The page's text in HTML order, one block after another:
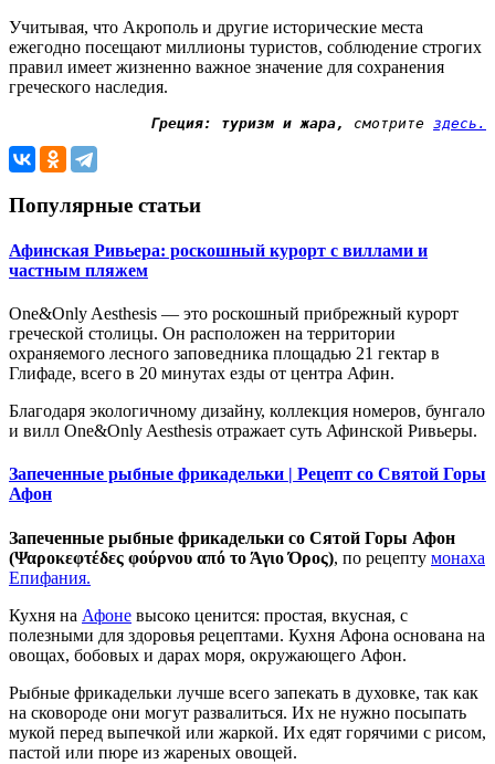
Учитывая, что Акрополь и другие исторические места
ежегодно посещают миллионы туристов, соблюдение строгих
правил имеет жизненно важное значение для сохранения
греческого наследия.
Греция: туризм и жара, смотрите здесь.
Популярные статьи
Афинская Ривьера: роскошный курорт с виллами и
частным пляжем
One&Only Aesthesis — это роскошный прибрежный курорт
греческой столицы. Он расположен на территории
охраняемого лесного заповедника площадью 21 гектар в
Глифаде, всего в 20 минутах езды от центра Афин.
Благодаря экологичному дизайну, коллекция номеров, бунгало
и вилл One&Only Aesthesis отражает суть Афинской Ривьеры.
Запеченные рыбные фрикадельки | Рецепт со Святой Горы
Афон
Запеченные рыбные фрикадельки со Сятой Горы Афон
(Ψαροκεφτέδες φούρνου από το Άγιο Όρος), по рецепту монаха
Епифания.
Кухня на Афоне высоко ценится: простая, вкусная, с
полезными для здоровья рецептами. Кухня Афона основана на
овощах, бобовых и дарах моря, окружающего Афон.
Рыбные фрикадельки лучше всего запекать в духовке, так как
на сковороде они могут развалиться. Их не нужно посыпать
мукой перед выпечкой или жаркой. Их едят горячими с рисом,
пастой или пюре из жареных овощей.